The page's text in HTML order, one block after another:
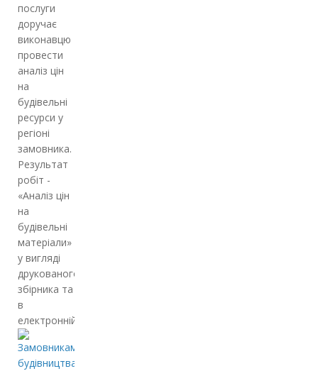
послуги
доручає
виконавцю
провести
аналіз цін
на
будівельні
ресурси у
регіоні
замовника.
Результат
робіт -
«Аналіз цін
на
будівельні
матеріали»
у вигляді
друкованого
збірника та
в
електронній…